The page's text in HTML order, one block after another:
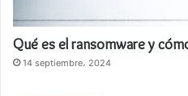
Qué es el ransomware y
14 septiembre، 2024